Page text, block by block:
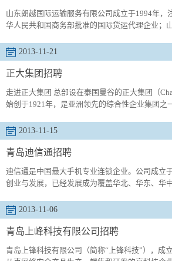
山东朗越国际运输服务有限公司成立于1994年，
华人民共和国商务部批准的国际货运代理企业；
代理协会会...
2013-11-21
正大集团招聘
走进正大集团 总部设在泰国曼谷的正大集团（Charoen Pokphand Group）
始创于1921年，是亚洲领先的综合性企业集团之
下属公...2013-11-15
青岛迪信通招聘
迪信通是中国最大手机专业连锁企业。公司成立
创业与发展，已经发展成为覆盖华北、华东、华
位，同时...
2013-11-06
青岛上峰科技有限公司招聘
青岛上锋科技有限公司（简称“上锋科技”），成